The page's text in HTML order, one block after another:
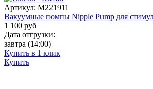
Артикул: M221911
Вакуумные помпы Nipple Pump для
1 100 руб
Дата отгрузки:
завтра (14:00)
Купить в 1 клик
Купить